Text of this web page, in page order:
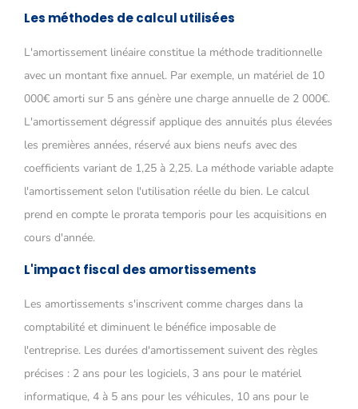
Les méthodes de calcul utilisées
L'amortissement linéaire constitue la méthode traditionnelle
avec un montant fixe annuel. Par exemple, un matériel de 10
000€ amorti sur 5 ans génère une charge annuelle de 2 000€.
L'amortissement dégressif applique des annuités plus élevées
les premières années, réservé aux biens neufs avec des
coefficients variant de 1,25 à 2,25. La méthode variable adapte
l'amortissement selon l'utilisation réelle du bien. Le calcul
prend en compte le prorata temporis pour les acquisitions en
cours d'année.
L'impact fiscal des amortissements
Les amortissements s'inscrivent comme charges dans la
comptabilité et diminuent le bénéfice imposable de
l'entreprise. Les durées d'amortissement suivent des règles
précises : 2 ans pour les logiciels, 3 ans pour le matériel
informatique, 4 à 5 ans pour les véhicules, 10 ans pour le